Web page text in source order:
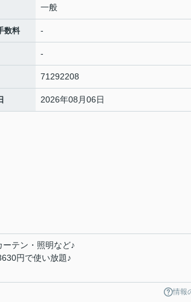
一般
数料 -
-
71292208
2026年08月06日
ーテン・照明など♪
円で使い放題♪
情報